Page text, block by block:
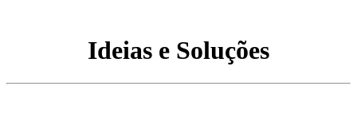
Ideias e Soluções